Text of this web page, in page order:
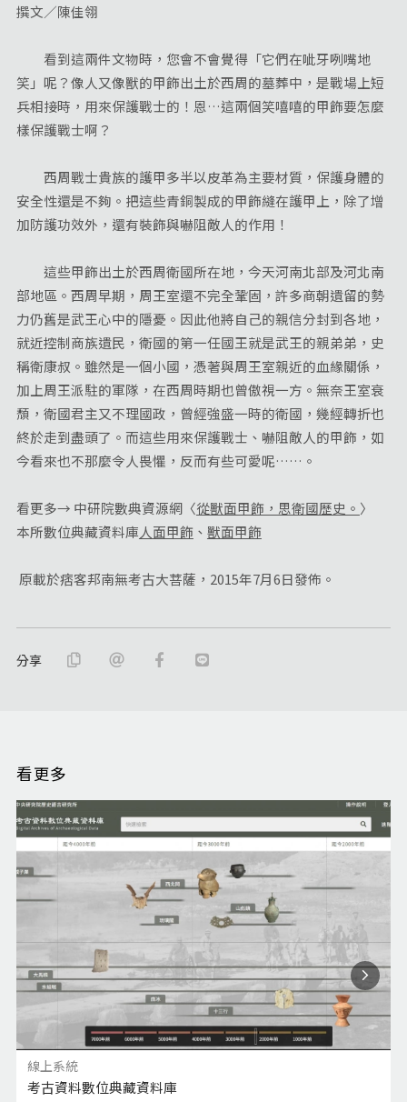
撰文／陳佳翎
看到這兩件文物時，您會不會覺得「它們在呲牙咧嘴地
笑」呢？像人又像獸的甲飾出土於西周的墓葬中，是戰場上短
兵相接時，用來保護戰士的！恩…這兩個笑嘻嘻的甲飾要怎麼
樣保護戰士啊？
西周戰士貴族的護甲多半以皮革為主要材質，保護身體的
安全性還是不夠。把這些青銅製成的甲飾縫在護甲上，除了增
加防護功效外，還有裝飾與嚇阻敵人的作用！
這些甲飾出土於西周衛國所在地，今天河南北部及河北南
部地區。西周早期，周王室還不完全鞏固，許多商朝遺留的勢
力仍舊是武王心中的隱憂。因此他將自己的親信分封到各地，
就近控制商族遺民，衛國的第一任國王就是武王的親弟弟，史
稱衛康叔。雖然是一個小國，憑著與周王室親近的血緣關係，
加上周王派駐的軍隊，在西周時期也曾傲視一方。無奈王室衰
頹，衛國君主又不理國政，曾經強盛一時的衛國，幾經轉折也
終於走到盡頭了。而這些用來保護戰士、嚇阻敵人的甲飾，如
今看來也不那麼令人畏懼，反而有些可愛呢……。
看更多→ 中研院數典資源網〈從獸面甲飾，思衛國歷史。 〉
本所數位典藏資料庫人面甲飾 、 獸面甲飾
原載於痞客邦南無考古大菩薩，2015年7月6日發佈。
分享
看更多
線上系統
考古資料數位典藏資料庫